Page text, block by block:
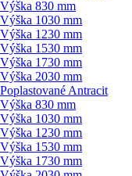
Výška 830 mm
Výška 1030 mm
Výška 1230 mm
Výška 1530 mm
Výška 1730 mm
Výška 2030 mm
Poplastované Antracit
Výška 830 mm
Výška 1030 mm
Výška 1230 mm
Výška 1530 mm
Výška 1730 mm